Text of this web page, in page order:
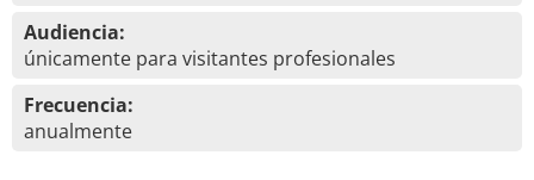
Audiencia:
únicamente para visitantes profesionales
Frecuencia:
anualmente